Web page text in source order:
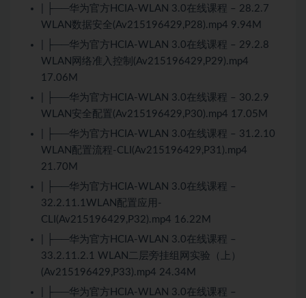
| ├──华为官方HCIA-WLAN 3.0在线课程 – 28.2.7
WLAN数据安全(Av215196429,P28).mp4 9.94M
| ├──华为官方HCIA-WLAN 3.0在线课程 – 29.2.8
WLAN网络准入控制(Av215196429,P29).mp4
17.06M
| ├──华为官方HCIA-WLAN 3.0在线课程 – 30.2.9
WLAN安全配置(Av215196429,P30).mp4 17.05M
| ├──华为官方HCIA-WLAN 3.0在线课程 – 31.2.10
WLAN配置流程-CLI(Av215196429,P31).mp4
21.70M
| ├──华为官方HCIA-WLAN 3.0在线课程 –
32.2.11.1WLAN配置应用-
CLI(Av215196429,P32).mp4 16.22M
| ├──华为官方HCIA-WLAN 3.0在线课程 –
33.2.11.2.1 WLAN二层旁挂组网实验（上）
(Av215196429,P33).mp4 24.34M
| ├──华为官方HCIA-WLAN 3.0在线课程 –